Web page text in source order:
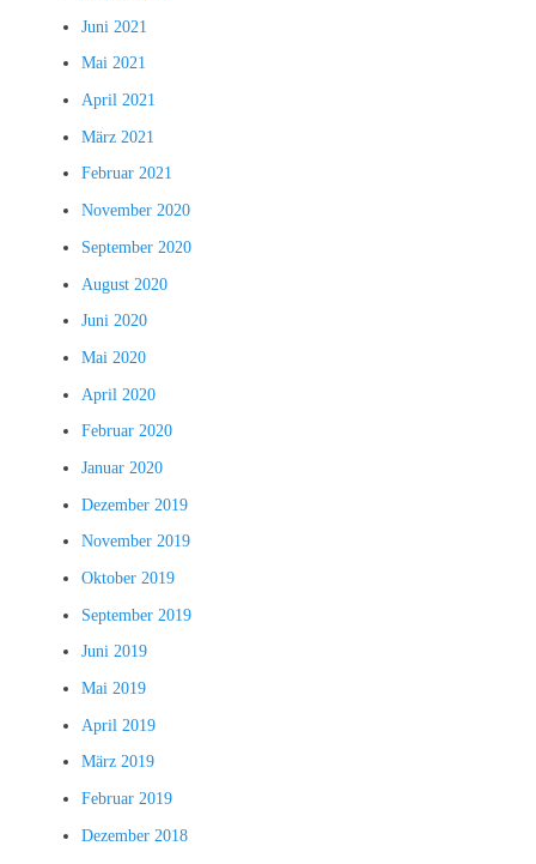
Juni 2021
Mai 2021
April 2021
März 2021
Februar 2021
November 2020
September 2020
August 2020
Juni 2020
Mai 2020
April 2020
Februar 2020
Januar 2020
Dezember 2019
November 2019
Oktober 2019
September 2019
Juni 2019
Mai 2019
April 2019
März 2019
Februar 2019
Dezember 2018